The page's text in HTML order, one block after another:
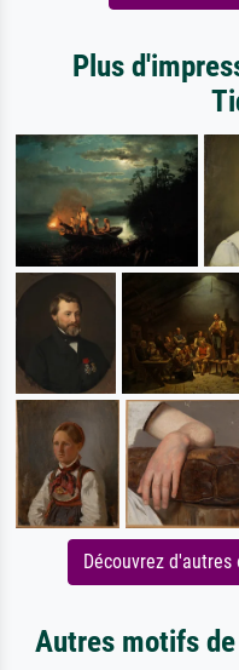
Plus
Découvrez
Autres motifs